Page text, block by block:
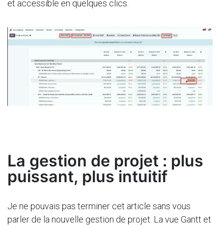
et accessible en quelques clics.
La gestion de projet : plus
puissant, plus intuitif
Je ne pouvais pas terminer cet article sans vous
parler de la nouvelle gestion de projet. La vue Gantt et